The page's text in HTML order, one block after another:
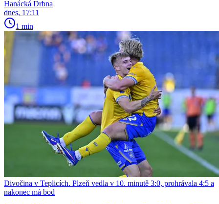
Hanácká Drbna
dnes, 17:11
1 min
Divočina v Teplicích. Plzeň vedla v 10. minutě 3:0, prohrávala 4:5 a
nakonec má bod